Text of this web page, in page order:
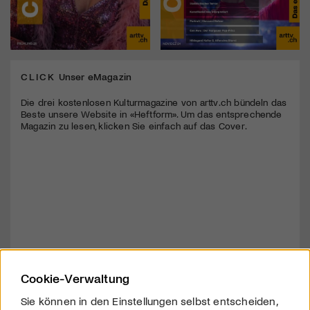
CLICK Unser eMagazin
Die drei kostenlosen Kulturmagazine von arttv.ch bündeln das
Beste unsere Website in «Heftform». Um das entsprechende
Magazin zu lesen, klicken Sie einfach auf das Cover.
Cookie-Verwaltung
Sie können in den Einstellungen selbst entscheiden,